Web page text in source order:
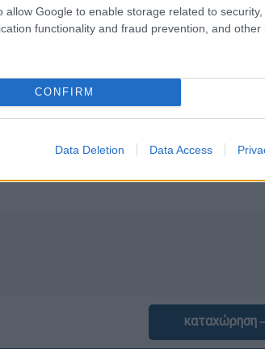
allow Google to enable storage related to security,
functionality and fraud prevention, and other
CONFIRM
Data Deletion Data Access
διάστημα τις απειλητικές
στο σημείο να πει πως θα
χωρίς να ξεκαθαρίσει τι
ΕΘΝΟΣ θα παρεμβαίνει και τα προσβλητικά σχόλια θα
καταχώρηση